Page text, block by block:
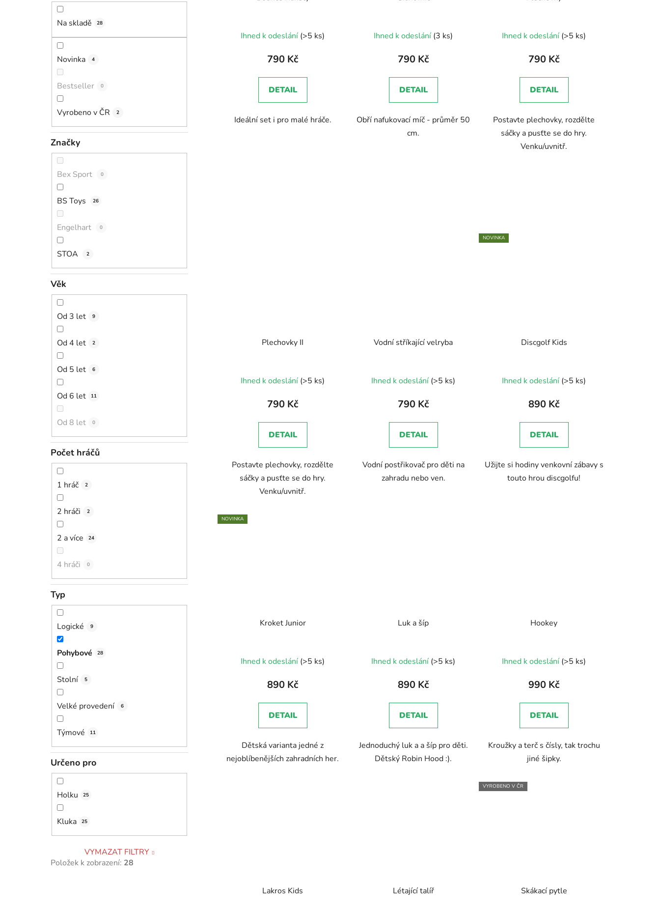
Na skladě 28
Novinka 4
Bestseller 0
Vyrobeno v ČR 2
Značky
Bex Sport 0
BS Toys 26
Engelhart 0
STOA 2
Věk
Od 3 let 9
Od 4 let 2
Od 5 let 6
Od 6 let 11
Od 8 let 0
Počet hráčů
1 hráč 2
2 hráči 2
2 a více 24
4 hráči 0
Typ
Logické 9
Pohybové 28
Stolní 5
Velké provedení 6
Týmové 11
Určeno pro
Holku 25
Kluka 25
VYMAZAT FILTRY
Položek k zobrazení: 28
Ihned k odeslání (>5 ks)
790 Kč
DETAIL
Ideální set i pro malé hráče.
hodnocení
produktu
5,0
z
hvězdiček.
Ihned k odeslání (3 ks)
790 Kč
DETAIL
Obří nafukovací míč - průměr 50
cm.
Ihned k odeslání (>5 ks)
790 Kč
DETAIL
Postavte plechovky, rozdělte
sáčky a pusťte se do hry.
Venku/uvnitř.
Plechovky II
Ihned k odeslání (>5 ks)
790 Kč
DETAIL
Postavte plechovky, rozdělte
sáčky a pusťte se do hry.
Venku/uvnitř.
Vodní stříkající velryba
Ihned k odeslání (>5 ks)
790 Kč
DETAIL
Vodní postřikovač pro děti na
zahradu nebo ven.
NOVINKA
Discgolf Kids
Ihned k odeslání (>5 ks)
890 Kč
DETAIL
Užijte si hodiny venkovní zábavy s
touto hrou discgolfu!
NOVINKA
Kroket Junior
hodnocení
produktu
5,0
z
hvězdiček.
Ihned k odeslání (>5 ks)
890 Kč
DETAIL
Dětská varianta jedné z
nejoblíbenějších zahradních her.
Luk a šíp
Ihned k odeslání (>5 ks)
890 Kč
DETAIL
Jednoduchý luk a a šíp pro děti.
Dětský Robin Hood :).
Hookey
Ihned k odeslání (>5 ks)
990 Kč
DETAIL
Kroužky a terč s čísly, tak trochu
jiné šipky.
Lakros Kids Létající talíř
VYROBENO V ČR
Skákací pytle